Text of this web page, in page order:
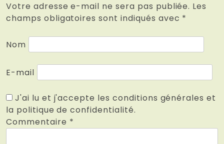
Votre adresse e-mail ne sera pas publiée. Les
champs obligatoires sont indiqués avec *
Nom
E-mail
J'ai lu et j'accepte les conditions générales et
la politique de confidentialité.
Commentaire *